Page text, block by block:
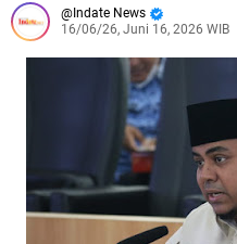
Indate News
16/06/26, Juni 16, 2026 WIB